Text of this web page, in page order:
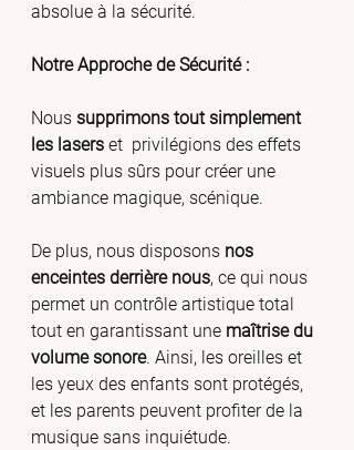
absolue à la sécurité.
Notre Approche de Sécurité :
Nous supprimons tout simplement
les lasers et  privilégions des effets
visuels plus sûrs pour créer une
ambiance magique, scénique.
De plus, nous disposons nos
enceintes derrière nous, ce qui nous
permet un contrôle artistique total
tout en garantissant une maîtrise du
volume sonore. Ainsi, les oreilles et
les yeux des enfants sont protégés,
et les parents peuvent profiter de la
musique sans inquiétude.